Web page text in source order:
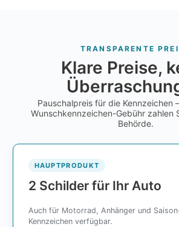
TRANSPARENTE
Klare Preise,
Pauschalpreis für die Kennzeichen
Wunschkennzeichen-Gebühr zahlen
Behörde.
HAUPTPRODUKT
2 Schilder für Ihr Auto
Auch für Motorrad, Anhänger und
Kennzeichen verfügbar.